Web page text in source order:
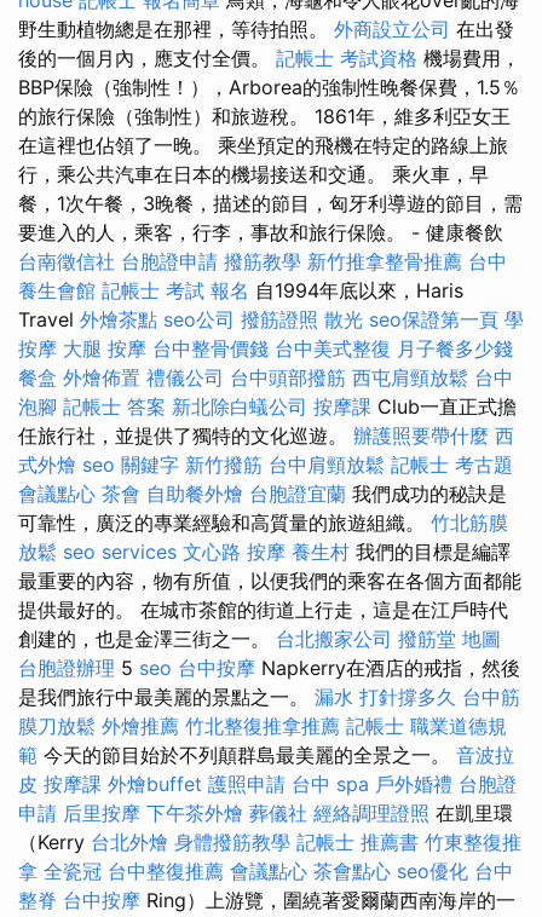
野生動植物總是在那裡，等待拍照。 外商設立公司 在出發
後的一個月內，應支付全價。 記帳士 考試資格 機場費用，
BBP保險（強制性！），Arborea的強制性晚餐保費，1.5％
的旅行保險（強制性）和旅遊稅。 1861年，維多利亞女王
在這裡也佔領了一晚。 乘坐預定的飛機在特定的路線上旅
行，乘公共汽車在日本的機場接送和交通。 乘火車，早
餐，1次午餐，3晚餐，描述的節目，匈牙利導遊的節目，需
要進入的人，乘客，行李，事故和旅行保險。 - 健康餐飲
台南徵信社 台胞證申請 撥筋教學 新竹推拿整骨推薦 台中
養生會館 記帳士 考試 報名 自1994年底以來，Haris
Travel 外燴茶點 seo公司 撥筋證照 散光 seo保證第一頁 學
按摩 大腿 按摩 台中整骨價錢 台中美式整復 月子餐多少錢
餐盒 外燴佈置 禮儀公司 台中頭部撥筋 西屯肩頸放鬆 台中
泡腳 記帳士 答案 新北除白蟻公司 按摩課 Club一直正式擔
任旅行社，並提供了獨特的文化巡遊。 辦護照要帶什麼 西
式外燴 seo 關鍵字 新竹撥筋 台中肩頸放鬆 記帳士 考古題
會議點心 茶會 自助餐外燴 台胞證宜蘭 我們成功的秘訣是
可靠性，廣泛的專業經驗和高質量的旅遊組織。 竹北筋膜
放鬆 seo services 文心路 按摩 養生村 我們的目標是編譯
最重要的內容，物有所值，以便我們的乘客在各個方面都能
提供最好的。 在城市茶館的街道上行走，這是在江戶時代
創建的，也是金澤三街之一。 台北搬家公司 撥筋堂 地圖
台胞證辦理 5 seo 台中按摩 Napkerry在酒店的戒指，然後
是我們旅行中最美麗的景點之一。 漏水 打針撐多久 台中筋
膜刀放鬆 外燴推薦 竹北整復推拿推薦 記帳士 職業道德規
範 今天的節目始於不列顛群島最美麗的全景之一。 音波拉
皮 按摩課 外燴buffet 護照申請 台中 spa 戶外婚禮 台胞證
申請 后里按摩 下午茶外燴 葬儀社 經絡調理證照 在凱里環
（Kerry 台北外燴 身體撥筋教學 記帳士 推薦書 竹東整復推
拿 全瓷冠 台中整復推薦 會議點心 茶會點心 seo優化 台中
整脊 台中按摩 Ring）上游覽，圍繞著愛爾蘭西南海岸的一